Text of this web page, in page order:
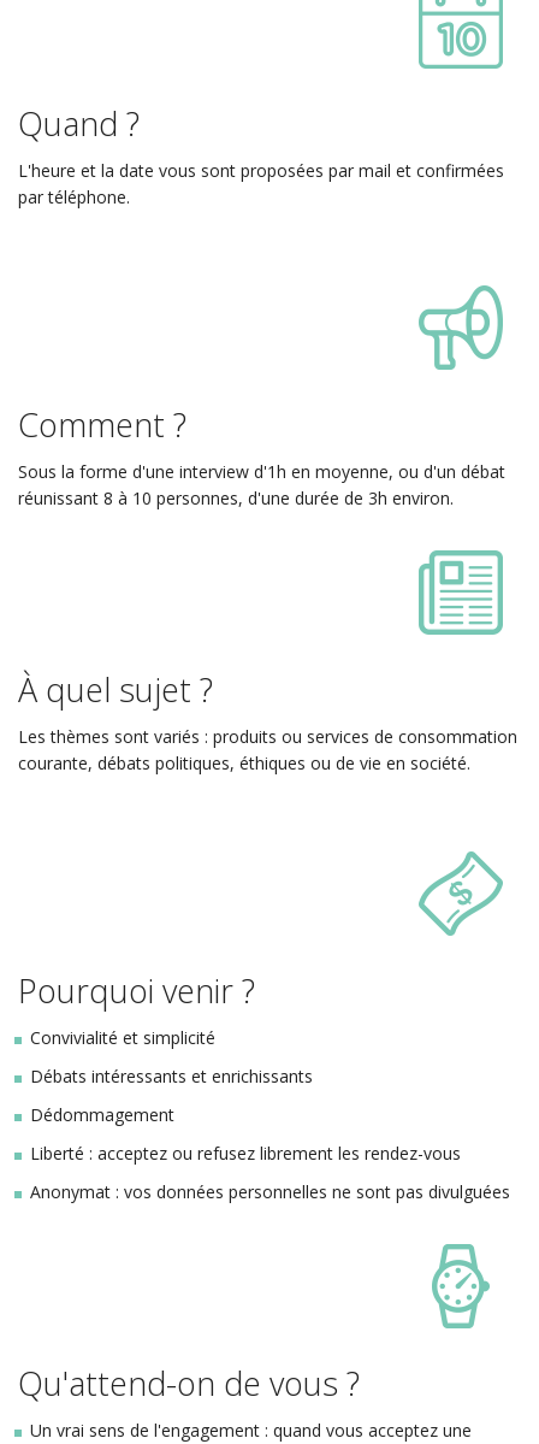
Quand ?
L'heure et la date vous sont proposées par mail et confirmées
par téléphone.
Comment ?
Sous la forme d'une interview d'1h en moyenne, ou d'un débat
réunissant 8 à 10 personnes, d'une durée de 3h environ.
À quel sujet ?
Les thèmes sont variés : produits ou services de consommation
courante, débats politiques, éthiques ou de vie en société.
Pourquoi venir ?
Convivialité et simplicité
Débats intéressants et enrichissants
Dédommagement
Liberté : acceptez ou refusez librement les rendez-vous
Anonymat : vos données personnelles ne sont pas divulguées
Qu'attend-on de vous ?
Un vrai sens de l'engagement : quand vous acceptez une